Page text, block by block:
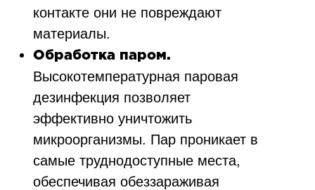
контакте они не повреждают
материалы.
Обработка паром.
Высокотемпературная паровая
дезинфекция позволяет
эффективно уничтожить
микроорганизмы. Пар проникает в
самые труднодоступные места,
обеспечивая обеззараживая